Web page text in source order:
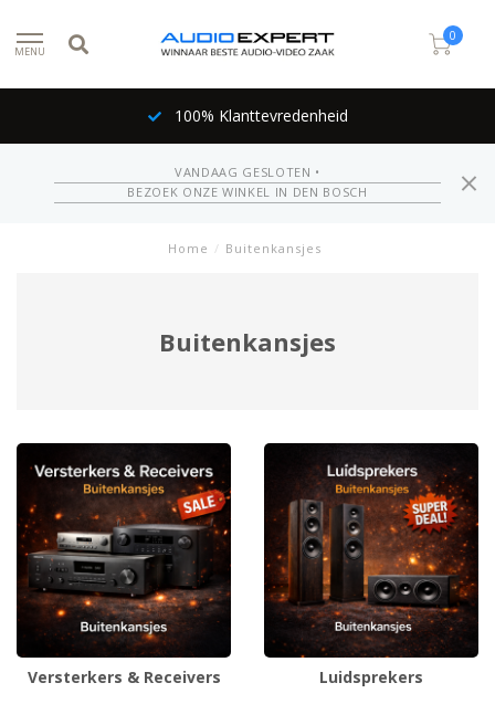
MENU
0
100% Klanttevredenheid
VANDAAG GESLOTEN •
BEZOEK ONZE WINKEL IN DEN BOSCH
Home / Buitenkansjes
Buitenkansjes
Versterkers & Receivers Luidsprekers